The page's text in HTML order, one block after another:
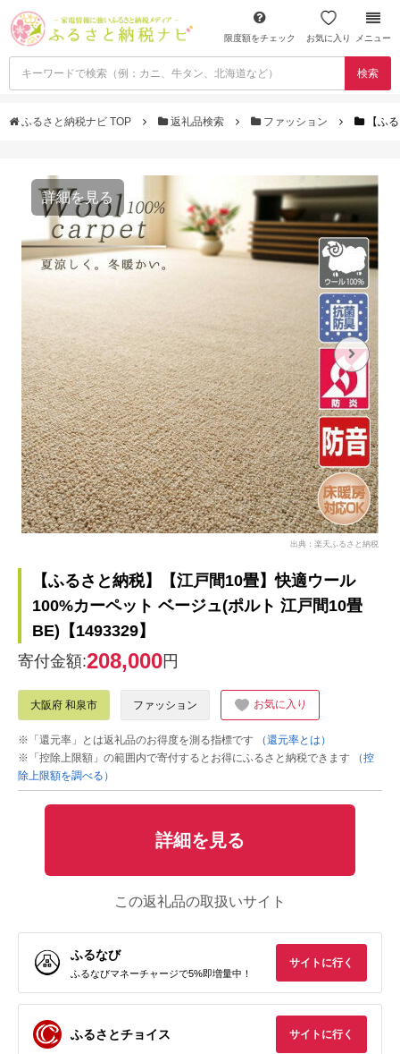
限度額をチェック お気に入り メニュー
検索
ふるさと納税ナビ TOP 返礼品検索 ファッション 【ふ
詳細を見る
出典：楽天ふるさと納税
【ふるさと納税】【江戸間10畳】快適ウール
100%カーペット ベージュ(ポルト 江戸間10畳
BE)【1493329】
寄付金額:208,000円
大阪府 和泉市 ファッション お気に入り
※「還元率」とは返礼品のお得度を測る指標です
（還元率とは）
※「控除上限額」の範囲内で寄付するとお得にふるさと納税できます
（控
除上限額を調べる）
詳細を見る
この返礼品の取扱いサイト
ふるなび
ふるなびマネーチャージで5%即増量中！
サイトに行く
ふるさとチョイス サイトに行く